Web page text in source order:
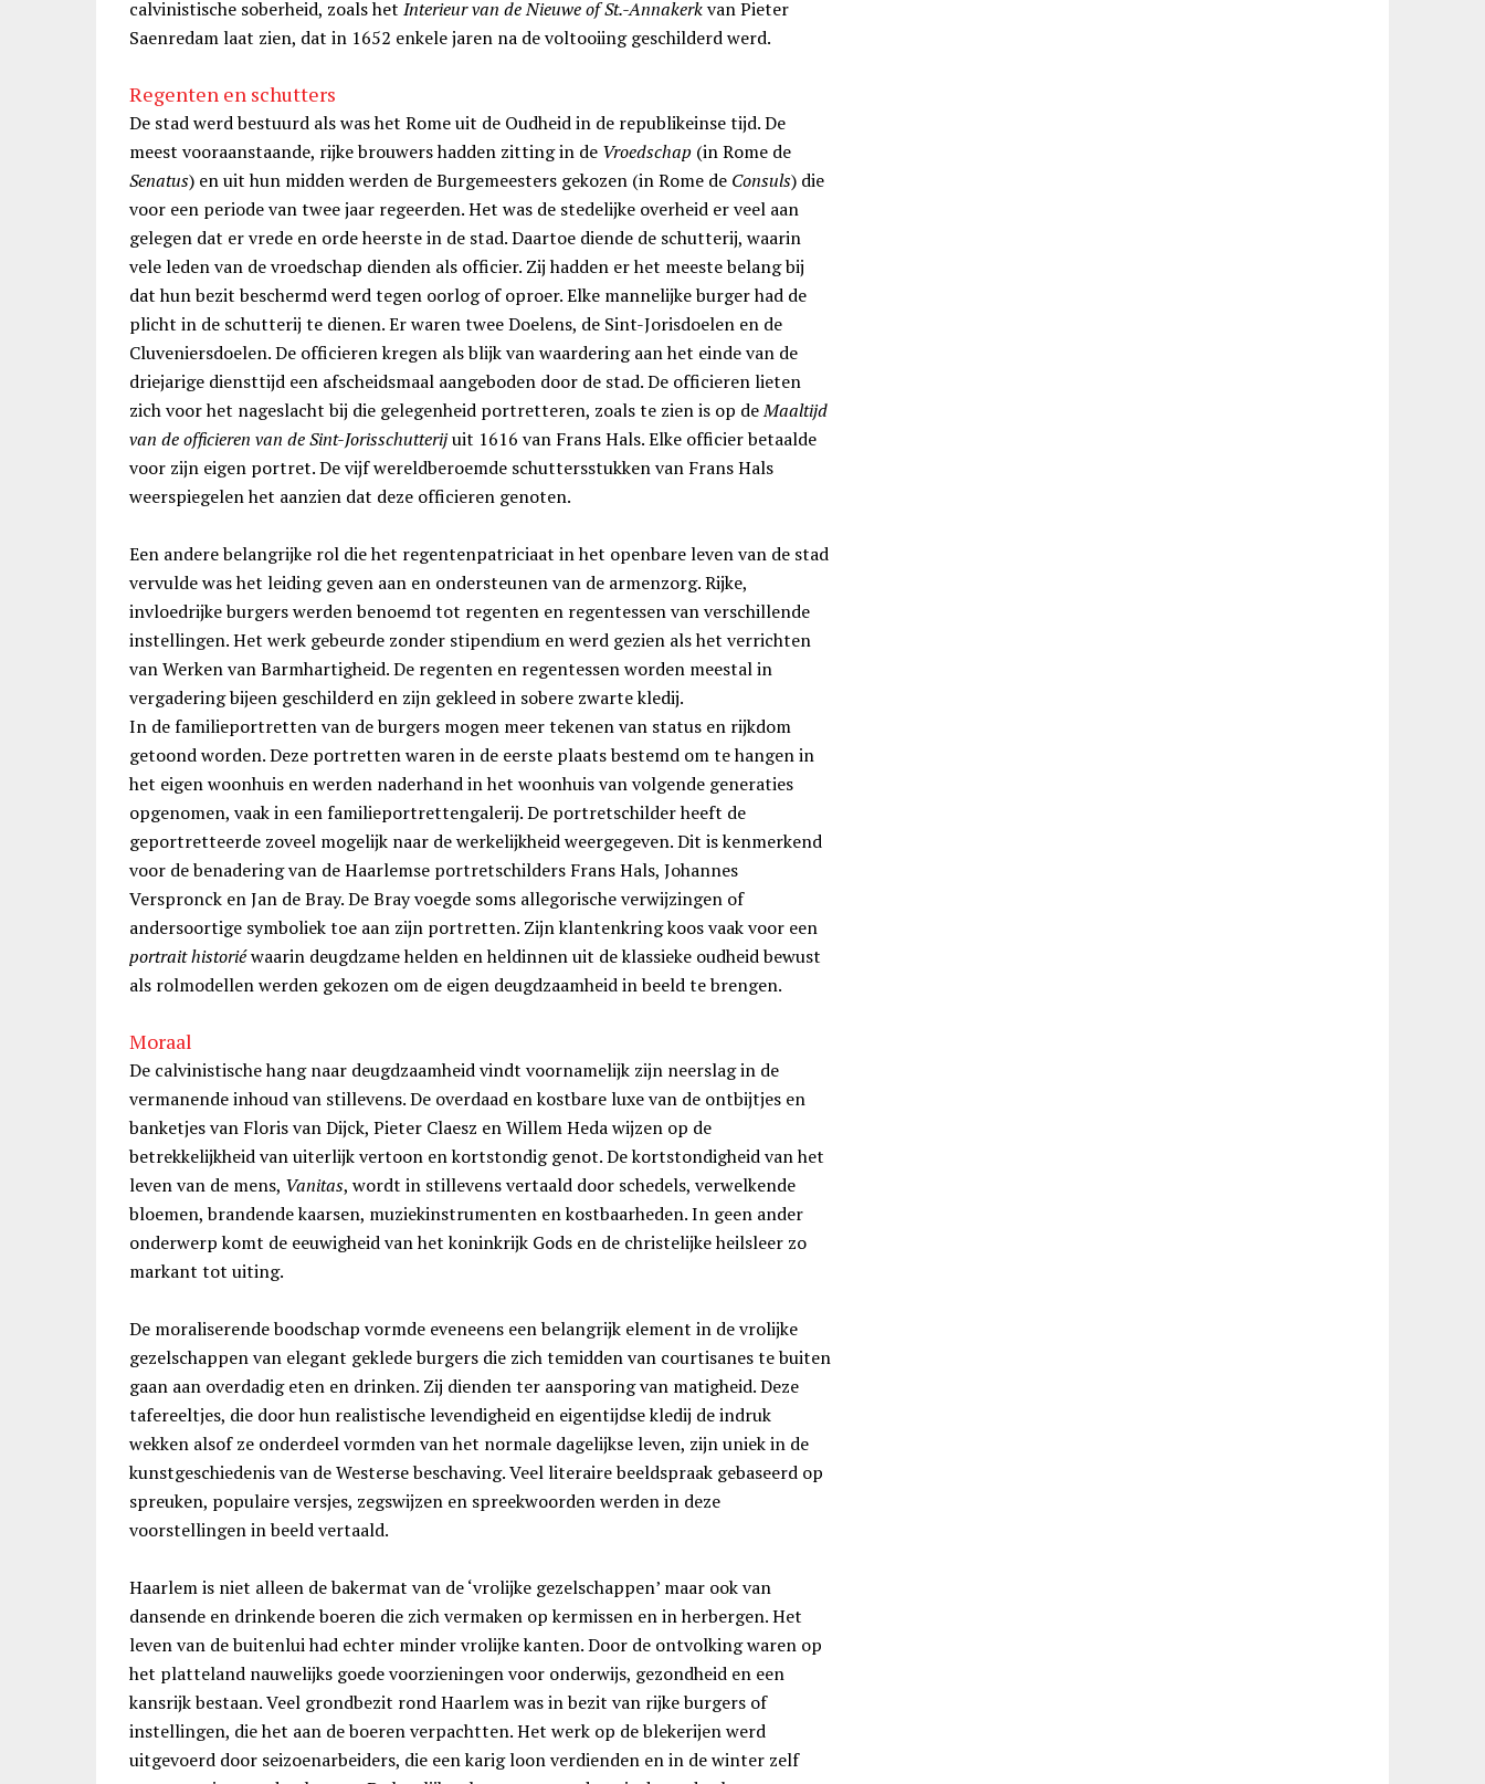
calvinistische soberheid, zoals het Interieur van de Nieuwe of St.-Annakerkvan Pieter
Saenredam laat zien, dat in 1652 enkele jaren na de voltooiing geschilderd werd.
Regenten en schutters
De stad werd bestuurd als was het Rome uit de Oudheid in de republikeinse tijd. De
meest vooraanstaande, rijke brouwers hadden zitting in de Vroedschap (in Rome de
Senatus) en uit hun midden werden de Burgemeesters gekozen (in Rome de Consuls) die
voor een periode van twee jaar regeerden. Het was de stedelijke overheid er veel aan
gelegen dat er vrede en orde heerste in de stad. Daartoe diende de schutterij, waarin
vele leden van de vroedschap dienden als officier. Zij hadden er het meeste belang bij
dat hun bezit beschermd werd tegen oorlog of oproer. Elke mannelijke burger had de
plicht in de schutterij te dienen. Er waren twee Doelens, de Sint-Jorisdoelen en de
Cluveniersdoelen. De officieren kregen als blijk van waardering aan het einde van de
driejarige diensttijd een afscheidsmaal aangeboden door de stad. De officieren lieten
zich voor het nageslacht bij die gelegenheid portretteren, zoals te zien is op deMaaltijd
van de officieren van de Sint-Jorisschutterijuit 1616 van Frans Hals. Elke officier betaalde
voor zijn eigen portret. De vijf wereldberoemde schuttersstukken van Frans Hals
weerspiegelen het aanzien dat deze officieren genoten.
Een andere belangrijke rol die het regentenpatriciaat in het openbare leven van de stad
vervulde was het leiding geven aan en ondersteunen van de armenzorg. Rijke,
invloedrijke burgers werden benoemd tot regenten en regentessen van verschillende
instellingen. Het werk gebeurde zonder stipendium en werd gezien als het verrichten
van Werken van Barmhartigheid. De regenten en regentessen worden meestal in
vergadering bijeen geschilderd en zijn gekleed in sobere zwarte kledij.
In de familieportretten van de burgers mogen meer tekenen van status en rijkdom
getoond worden. Deze portretten waren in de eerste plaats bestemd om te hangen in
het eigen woonhuis en werden naderhand in het woonhuis van volgende generaties
opgenomen, vaak in een familieportrettengalerij. De portretschilder heeft de
geportretteerde zoveel mogelijk naar de werkelijkheid weergegeven. Dit is kenmerkend
voor de benadering van de Haarlemse portretschilders Frans Hals, Johannes
Verspronck en Jan de Bray. De Bray voegde soms allegorische verwijzingen of
andersoortige symboliek toe aan zijn portretten. Zijn klantenkring koos vaak voor een
portrait historiéwaarin deugdzame helden en heldinnen uit de klassieke oudheid bewust
als rolmodellen werden gekozen om de eigen deugdzaamheid in beeld te brengen.
Moraal
De calvinistische hang naar deugdzaamheid vindt voornamelijk zijn neerslag in de
vermanende inhoud van stillevens. De overdaad en kostbare luxe van de ontbijtjes en
banketjes van Floris van Dijck, Pieter Claesz en Willem Heda wijzen op de
betrekkelijkheid van uiterlijk vertoon en kortstondig genot. De kortstondigheid van het
leven van de mens, Vanitas, wordt in stillevens vertaald door schedels, verwelkende
bloemen, brandende kaarsen, muziekinstrumenten en kostbaarheden. In geen ander
onderwerp komt de eeuwigheid van het koninkrijk Gods en de christelijke heilsleer zo
markant tot uiting.
De moraliserende boodschap vormde eveneens een belangrijk element in de vrolijke
gezelschappen van elegant geklede burgers die zich temidden van courtisanes te buiten
gaan aan overdadig eten en drinken. Zij dienden ter aansporing van matigheid. Deze
tafereeltjes, die door hun realistische levendigheid en eigentijdse kledij de indruk
wekken alsof ze onderdeel vormden van het normale dagelijkse leven, zijn uniek in de
kunstgeschiedenis van de Westerse beschaving. Veel literaire beeldspraak gebaseerd op
spreuken, populaire versjes, zegswijzen en spreekwoorden werden in deze
voorstellingen in beeld vertaald.
Haarlem is niet alleen de bakermat van de ‘vrolijke gezelschappen’ maar ook van
dansende en drinkende boeren die zich vermaken op kermissen en in herbergen. Het
leven van de buitenlui had echter minder vrolijke kanten. Door de ontvolking waren op
het platteland nauwelijks goede voorzieningen voor onderwijs, gezondheid en een
kansrijk bestaan. Veel grondbezit rond Haarlem was in bezit van rijke burgers of
instellingen, die het aan de boeren verpachtten. Het werk op de blekerijen werd
uitgevoerd door seizoenarbeiders, die een karig loon verdienden en in de winter zelf